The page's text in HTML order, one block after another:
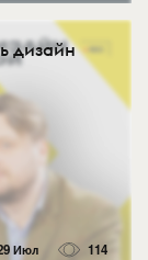
дизайн
Июл 114